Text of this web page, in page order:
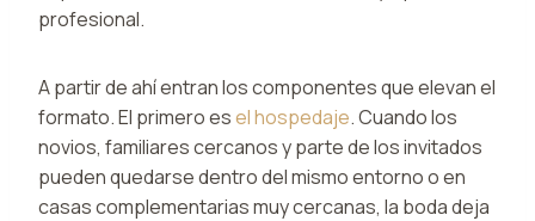
profesional.
A partir de ahí entran los componentes que elevan el
formato. El primero esel hospedaje. Cuando los
novios, familiares cercanos y parte de los invitados
pueden quedarse dentro del mismo entorno o en
casas complementarias muy cercanas, la boda deja